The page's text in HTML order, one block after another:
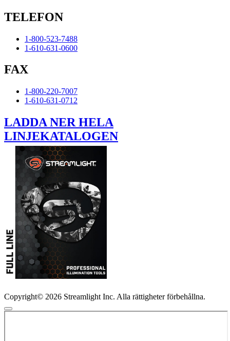
TELEFON
1-800-523-7488
1-610-631-0600
FAX
1-800-220-7007
1-610-631-0712
LADDA NER HELA
LINJEKATALOGEN
Copyright© 2026 Streamlight Inc. Alla rättigheter förbehållna.